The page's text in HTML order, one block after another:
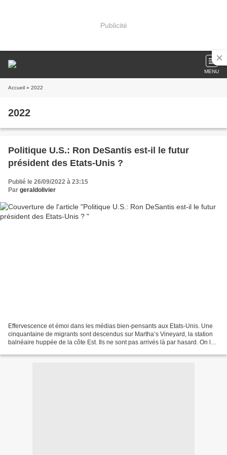
Publicité
MENU
Accueil » 2022
2022
Politique U.S.: Ron DeSantis est-il le futur
président des Etats-Unis ?
Publié le 26/09/2022 à 23:15
Par geraldolivier
Effervescence et émoi dans les médias bien-pensants aux Etats-Unis. Une
cinquantaine de migrants sont descendus sur Martha’s Vineyard, la station
balnéaire huppée de la côte Est. Ils ne sont pas arrivés là par hasard. On les